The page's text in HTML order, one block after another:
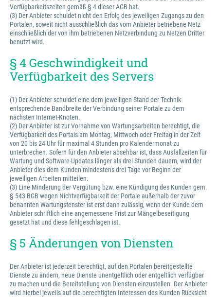
Verfügbarkeitszeiten gemäß § 4 dieser AGB hat.
(3) Der Anbieter schuldet nicht den Erfolg des jeweiligen Zugangs zu den
Portalen, soweit nicht ausschließlich das vom Anbieter betriebene Netz
einschließlich der von ihm betriebenen Netzverbindung zu Netzen Dritter
benutzt wird.
§ 4 Geschwindigkeit und
Verfügbarkeit des Servers
(1) Der Anbieter schuldet eine dem jeweiligen Stand der Technik
entsprechende Bandbreite der Verbindung seiner Portale zu dem
nächsten Internet-Knoten.
(2) Der Anbieter ist zur Vornahme von Wartungsarbeiten berechtigt, die
Verfügbarkeit des Portals am Montag, Mittwoch oder Freitag in der Zeit
von 20 bis 24 Uhr für maximal 4 Stunden pro Kalendermonat zu
unterbrechen. Sofern für den Anbieter absehbar ist, dass Ausfallzeiten für
Wartung und Software-Updates länger als drei Stunden dauern, wird der
Anbieter dies dem Kunden mindestens drei Tage vor Beginn der
jeweiligen Arbeiten mitteilen.
(3) Eine Minderung der Vergütung bzw. eine Kündigung des Kunden gem.
§ 543 BGB wegen Nichtverfügbarkeit der Portale außerhalb der zuvor
benannten Wartungsfenster ist erst dann zulässig, wenn der Kunde dem
Anbieter schriftlich eine angemessene Frist zur Mängelbeseitigung
gesetzt hat und diese fehlgeschlagen ist.
§ 5 Änderungen von Diensten
Der Anbieter ist jederzeit berechtigt, auf den Portalen bereitgestellte
Dienste zu ändern, neue Dienste unentgeltlich oder entgeltlich verfügbar
zu machen und die Bereitstellung von Diensten einzustellen. Der Anbieter
wird hierbei jeweils auf die berechtigten Interessen des Kunden Rücksicht